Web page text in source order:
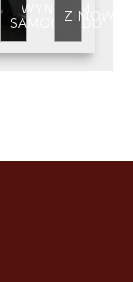
WYNAJEM
SAMOCHODU